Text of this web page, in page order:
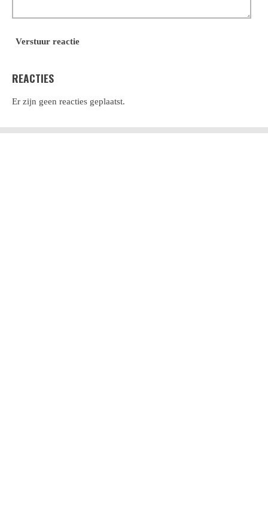
Verstuur reactie
REACTIES
Er zijn geen reacties geplaatst.